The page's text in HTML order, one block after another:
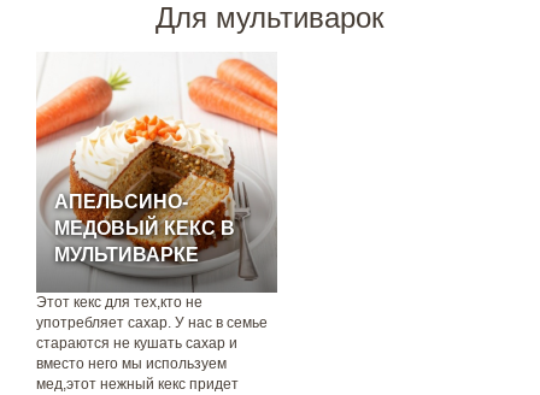
Для мультиварок
АПЕЛЬСИНО-
МЕДОВЫЙ КЕКС В
МУЛЬТИВАРКЕ
Этот кекс для тех,кто не
употребляет сахар. У нас в семье
стараются не кушать сахар и
вместо него мы используем
мед,этот нежный кекс придет